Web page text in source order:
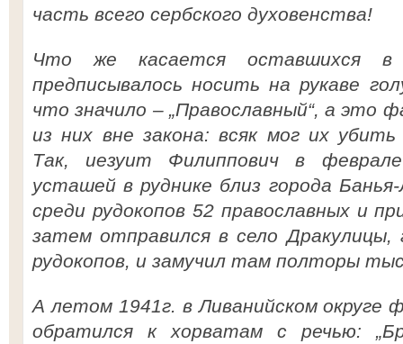
часть всего сербского духовенства!
Что же касается оставшихся
предписывалось носить на рукаве
что значило – „Православный“, а это
из них вне закона: всяк мог их
Так, иезуит Филиппович в
усташей в руднике близ города
среди рудокопов 52 православных и
затем отправился в село Дракулицы,
рудокопов, и замучил там полторы
А летом 1941г. в Ливанийском округе
обратился к хорватам с речью: